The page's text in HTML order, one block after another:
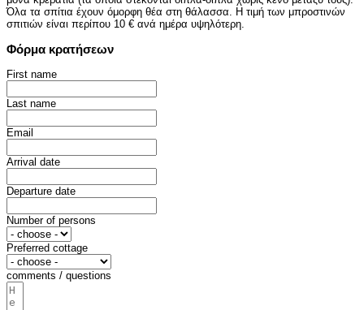
Όλα τα σπίτια έχουν όμορφη θέα στη θάλασσα. Η τιμή των μπροστινών
σπιτιών είναι περίπου 10 € ανά ημέρα υψηλότερη.
Φόρμα κρατήσεων
First name
Last name
Email
Arrival date
Departure date
Number of persons
Preferred cottage
comments / questions